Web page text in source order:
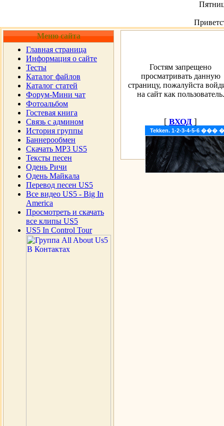
Меню сайта
Главная страница
Информация о сайте
Тесты
Каталог файлов
Каталог статей
Форум-Мини чат
Фотоальбом
Гостевая книга
Cвязь с админом
История группы
Баннерообмен
Скачать MP3 US5
Тексты песен
Одень Ричи
Одень Майкала
Перевод песен US5
Все видео US5 - Big In
America
Просмотреть и скачать
все клипы US5
US5 In Control Tour
Tekken. 1-2-3-4-5-6
Гостям запрещено
просматривать данную
страницу, пожалуйста
на сайт как пользователь.
[ ВХОД ]